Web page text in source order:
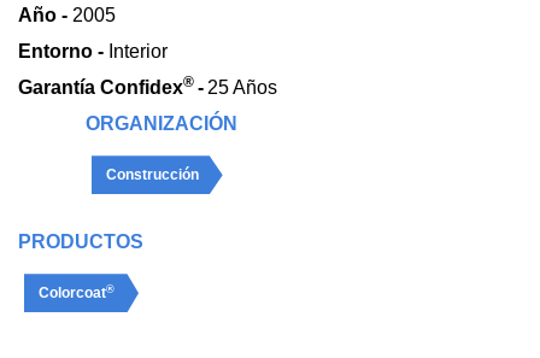
Año - 2005
Entorno - Interior
Garantía Confidex® - 25 Años
ORGANIZACIÓN
Construcción
PRODUCTOS
Colorcoat®